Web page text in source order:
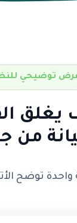
توضيحي
من
توضح